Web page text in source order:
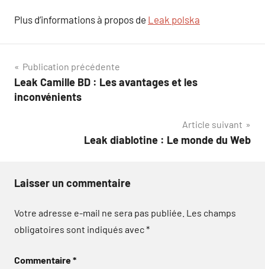
Plus d’informations à propos de Leak polska
Navigation
de
Publication précédente
Leak Camille BD : Les avantages et les
inconvénients
Article suivant
Leak diablotine : Le monde du Web
Laisser un commentaire
Votre adresse e-mail ne sera pas publiée. Les champs
obligatoires sont indiqués avec*
Commentaire*